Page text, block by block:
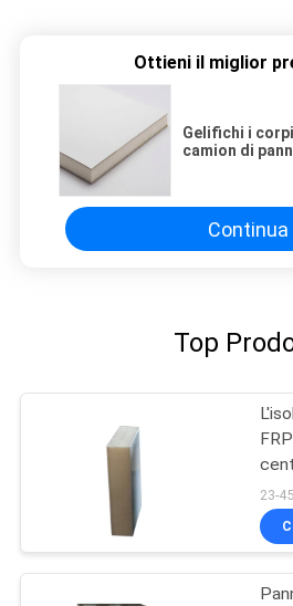
Ottieni il miglior
Gelifichi i
camion di
sandwich
Continua
Top
23-